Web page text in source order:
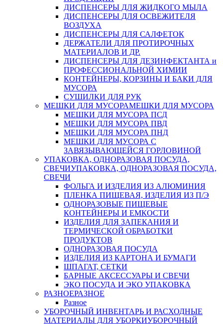
ДИСПЕНСЕРЫ ДЛЯ ЖИДКОГО МЫЛА
ДИСПЕНСЕРЫ ДЛЯ ОСВЕЖИТЕЛЯ
ВОЗДУХА
ДИСПЕНСЕРЫ ДЛЯ САЛФЕТОК
ДЕРЖАТЕЛИ ДЛЯ ПРОТИРОЧНЫХ
МАТЕРИАЛОВ И ДР.
ДИСПЕНСЕРЫ ДЛЯ ДЕЗИНФЕКТАНТА и
ПРОФЕССИОНАЛЬНОЙ ХИМИИ
КОНТЕЙНЕРЫ, КОРЗИНЫ И БАКИ ДЛЯ
МУСОРА
СУШИЛКИ ДЛЯ РУК
МЕШКИ ДЛЯ МУСОРАМЕШКИ ДЛЯ МУСОРА
МЕШКИ ДЛЯ МУСОРА ПСД
МЕШКИ ДЛЯ МУСОРА ПВД
МЕШКИ ДЛЯ МУСОРА ПНД
МЕШКИ ДЛЯ МУСОРА С
ЗАВЯЗЫВАЮЩЕЙСЯ ГОРЛОВИНОЙ
УПАКОВКА, ОДНОРАЗОВАЯ ПОСУДА,
СВЕЧИУПАКОВКА, ОДНОРАЗОВАЯ ПОСУДА,
СВЕЧИ
ФОЛЬГА И ИЗДЕЛИЯ ИЗ АЛЮМИНИЯ
ПЛЕНКА ПИЩЕВАЯ, ИЗДЕЛИЯ ИЗ П/Э
ОДНОРАЗОВЫЕ ПИЩЕВЫЕ
КОНТЕЙНЕРЫ И ЕМКОСТИ
ИЗДЕЛИЯ ДЛЯ ЗАПЕКАНИЯ И
ТЕРМИЧЕСКОЙ ОБРАБОТКИ
ПРОДУКТОВ
ОДНОРАЗОВАЯ ПОСУДА
ИЗДЕЛИЯ ИЗ КАРТОНА И БУМАГИ
ШПАГАТ, СЕТКИ
БАРНЫЕ АКСЕССУАРЫ И СВЕЧИ
ЭКО ПОСУДА И ЭКО УПАКОВКА
РАЗНОЕРАЗНОЕ
Разное
УБОРОЧНЫЙ ИНВЕНТАРЬ И РАСХОДНЫЕ
МАТЕРИАЛЫ ДЛЯ УБОРКИУБОРОЧНЫЙ